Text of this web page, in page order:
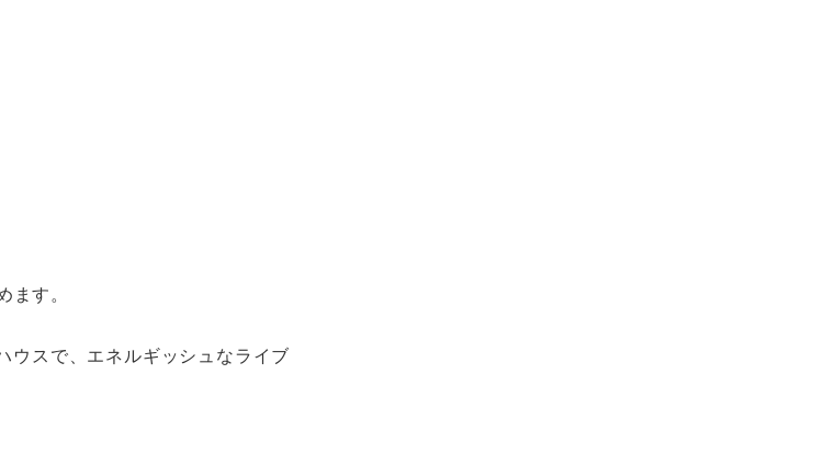
ます。
ウスで、エネルギッシュなライブ